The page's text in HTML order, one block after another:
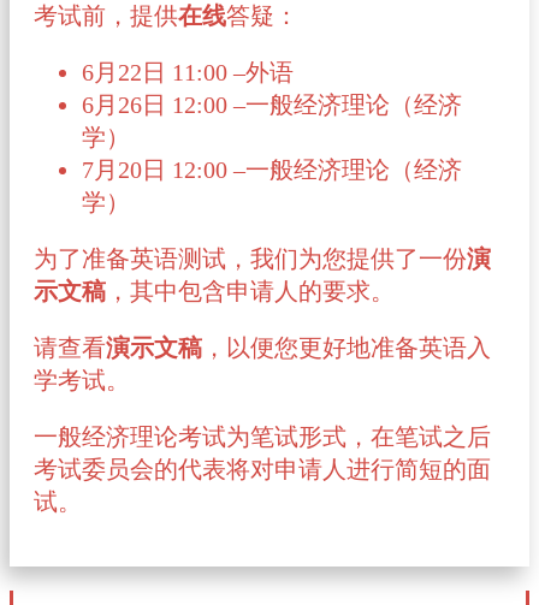
考试前，提供在线答疑：
6月22日 11:00 –外语
6月26日 12:00 –一般经济理论（经济
学）
7月20日 12:00 –一般经济理论（经济
学）
为了准备英语测试，我们为您提供了一份演
示文稿 ，其中包含申请人的要求。
请查看演示文稿 ，以便您更好地准备英语入
学考试。
一般经济理论考试为笔试形式，在笔试之后
考试委员会的代表将对申请人进行简短的面
试。